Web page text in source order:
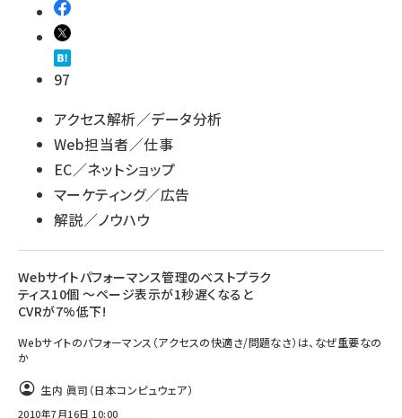
97
アクセス解析／データ分析
Web担当者／仕事
EC／ネットショップ
マーケティング／広告
解説／ノウハウ
Webサイトパフォーマンス管理のベストプラク
ティス10個 ～ページ表示が1秒遅くなると
CVRが7%低下!
Webサイトのパフォーマンス（アクセスの快適さ/問題なさ）は、なぜ重要なの
か
生内 眞司（日本コンピュウェア）
2010年7月16日 10:00